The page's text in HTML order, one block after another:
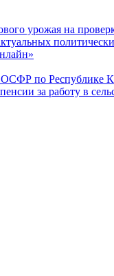
урожая на
по Республике
за работу в